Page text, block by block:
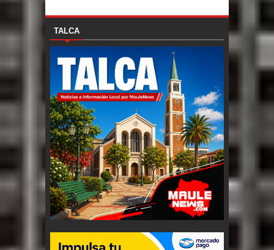
TALCA